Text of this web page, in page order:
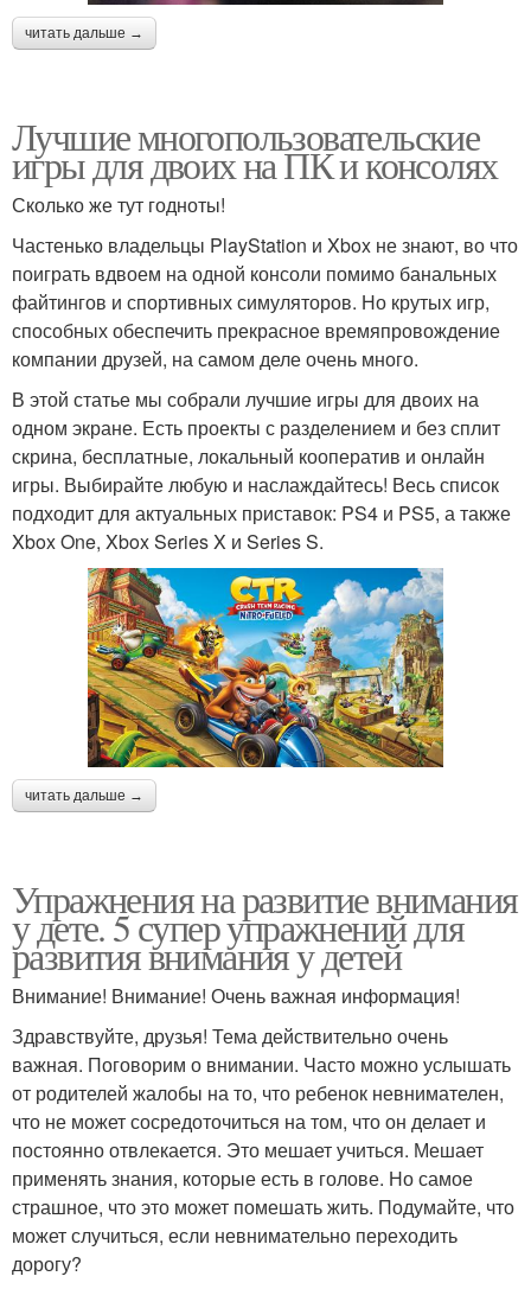
читать дальше →
Лучшие многопользовательские
игры для двоих на ПК и консолях
Сколько же тут годноты!
Частенько владельцы PlayStation и Xbox не знают, во что
поиграть вдвоем на одной консоли помимо банальных
файтингов и спортивных симуляторов. Но крутых игр,
способных обеспечить прекрасное времяпровождение
компании друзей, на самом деле очень много.
В этой статье мы собрали лучшие игры для двоих на
одном экране. Есть проекты с разделением и без сплит
скрина, бесплатные, локальный кооператив и онлайн
игры. Выбирайте любую и наслаждайтесь! Весь список
подходит для актуальных приставок: PS4 и PS5, а также
Xbox One, Xbox Series X и Series S.
читать дальше →
Упражнения на развитие внимания
у дете. 5 супер упражнений для
развития внимания у детей
Внимание! Внимание! Очень важная информация!
Здравствуйте, друзья! Тема действительно очень
важная. Поговорим о внимании. Часто можно услышать
от родителей жалобы на то, что ребенок невнимателен,
что не может сосредоточиться на том, что он делает и
постоянно отвлекается. Это мешает учиться. Мешает
применять знания, которые есть в голове. Но самое
страшное, что это может помешать жить. Подумайте, что
может случиться, если невнимательно переходить
дорогу?